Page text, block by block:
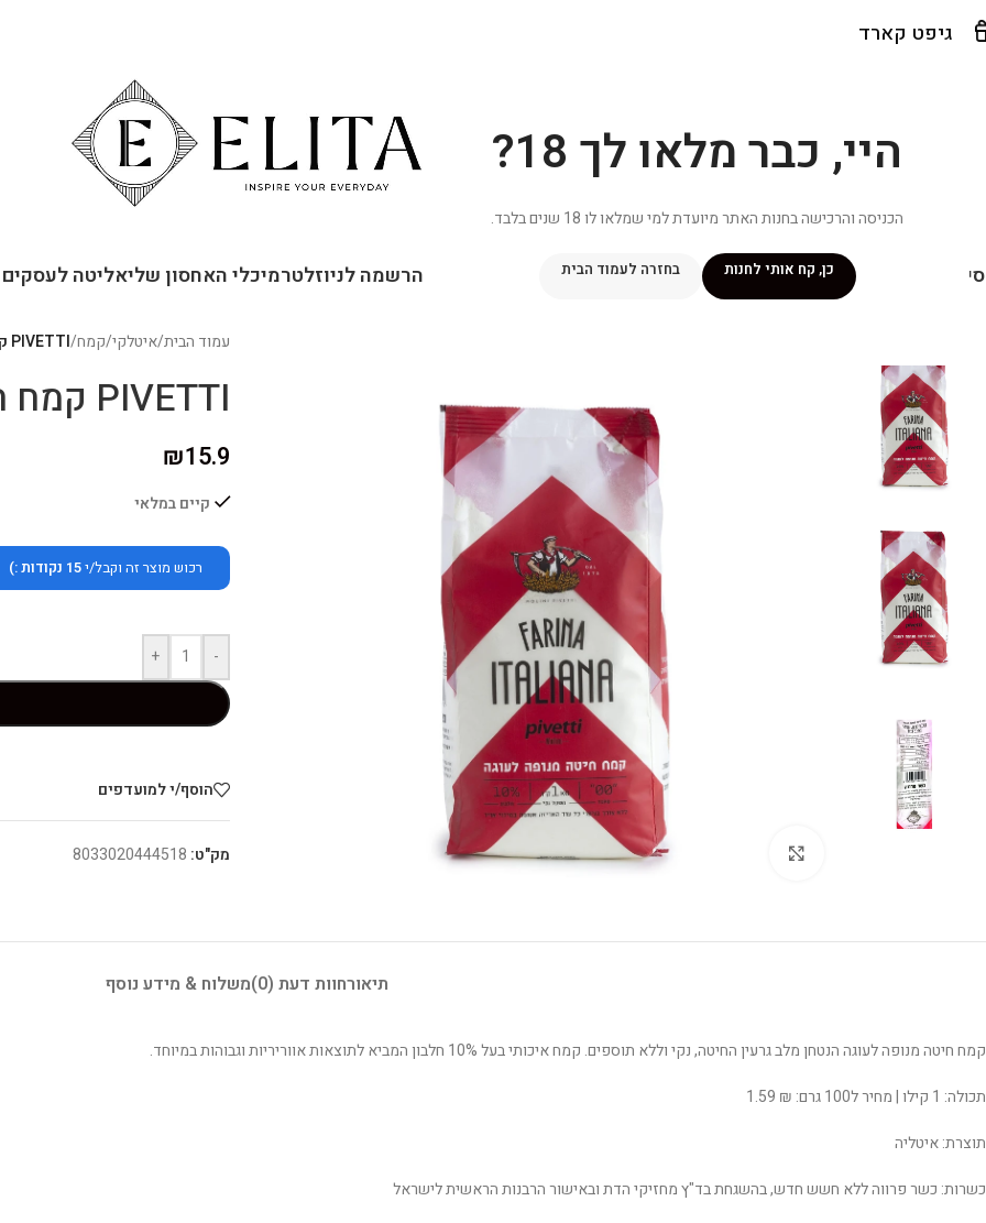
היי, כבר מלאו לך 18?
הכניסה והרכישה בחנות האתר מיועדת למי שמלאו לו 18 שנים בלבד.
כן, קח אותי לחנות בחזרה לעמוד הבית
גיפט קארד
שלי מתכוניםמנוי ״אליטה פלוס״חנותפרסומים במדיה הרשמה לניוזלטרמיכלי האחסון שליאליטה לעסקים
עמוד הבית/איטלקי/קמח/PIVETTI קמח חיטה "00" מנופה לעוגה
PIVETTI קמח חיטה "00" מנופה לעוגה
₪15.9
קיים במלאי
רכוש מוצר זה וקבל/י15 נקודות :)
-
+
הוסף/י למועדפים
מק"ט: 8033020444518
תיאורחוות דעת (0) משלוח & מידע נוסף
קמח חיטה מנופה לעוגה הנטחן מלב גרעין החיטה, נקי וללא תוספים. קמח איכותי בעל 10% חלבון המביא לתוצאות אווריריות וגבוהות במיוחד.
תכולה: 1 קילו | מחיר ל100 גרם: ₪ 1.59
תוצרת: איטליה
כשרות: כשר פרווה ללא חשש חדש, בהשגחת בד"ץ מחזיקי הדת ובאישור הרבנות הראשית לישראל